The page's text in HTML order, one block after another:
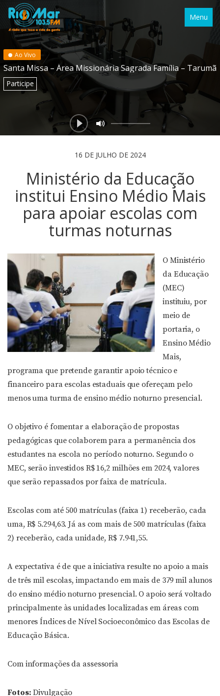
Menu
Ao Vivo
Santa Missa – Área Missionária Sagrada Família – Tarumã
Participe
16 DE JULHO DE 2024
Ministério da Educação
institui Ensino Médio Mais
para apoiar escolas com
turmas noturnas
O Ministério
da Educação
(MEC)
instituiu, por
meio de
portaria, o
Ensino Médio
Mais,
programa que pretende garantir apoio técnico e
financeiro para escolas estaduais que ofereçam pelo
menos uma turma de ensino médio noturno presencial.
O objetivo é fomentar a elaboração de propostas
pedagógicas que colaborem para a permanência dos
estudantes na escola no período noturno. Segundo o
MEC, serão investidos R$ 16,2 milhões em 2024, valores
que serão repassados por faixa de matrícula.
Escolas com até 500 matrículas (faixa 1) receberão, cada
uma, R$ 5.294,63. Já as com mais de 500 matrículas (faixa
2) receberão, cada unidade, R$ 7.941,55.
A expectativa é de que a iniciativa resulte no apoio a mais
de três mil escolas, impactando em mais de 379 mil alunos
do ensino médio noturno presencial. O apoio será voltado
principalmente às unidades localizadas em áreas com
menores Índices de Nível Socioeconômico das Escolas de
Educação Básica.
Com informações da assessoria
Fotos: Divulgação